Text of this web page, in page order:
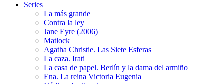
Series
La más grande
Contra la ley
Jane Eyre (2006)
Matlock
Agatha Christie. Las Siete Esferas
La caza. Irati
La casa de papel. Berlín y la dama del armiño
Ena. La reina Victoria Eugenia